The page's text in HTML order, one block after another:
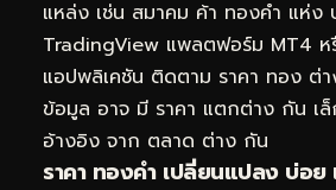
แหล่ง เช่น สมาคม ค้า ทองคำ แห่ง ป
TradingView แพลตฟอร์ม MT4 ห
แอปพลิเคชัน ติดตาม ราคา ทอง ต่
ข้อมูล อาจ มี ราคา แตกต่าง กัน เ
อ้างอิง จาก ตลาด ต่าง กัน
ราคา ทองคำ เปลี่ยนแปลง บ่อย